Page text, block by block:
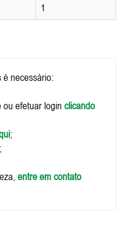
1
é necessário:
ou efetuar login clicando
;
entre em contato